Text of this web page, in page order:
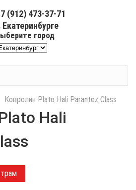
(912) 473-37-71
Екатеринбурге
город
Ковролин Plato Hali Parantez Class
Hali